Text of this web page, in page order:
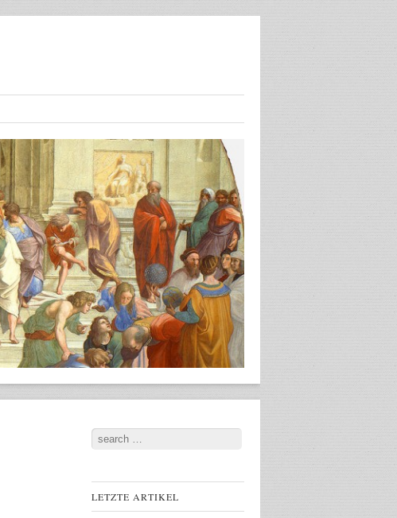
Search
LETZTE ARTIKEL